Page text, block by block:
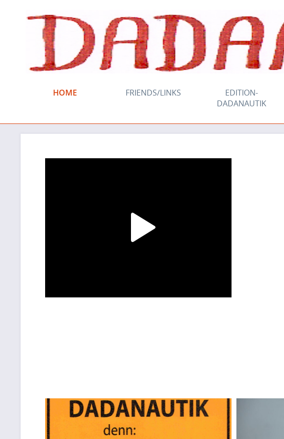
HOME FRIENDS/LINKS
EDITION-
DADANAUTIK